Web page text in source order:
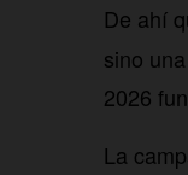
De ahí
sino
2026
La